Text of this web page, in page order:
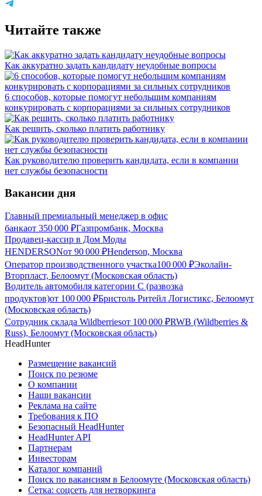
Читайте также
Как аккуратно задать кандидату неудобные вопросы
6 способов, которые помогут небольшим компаниям
конкурировать с корпорациями за сильных сотрудников
Как решить, сколько платить работнику
Как руководителю проверить кандидата, если в компании
нет службы безопасности
Вакансии дня
Главный премиальный менеджер в офис
банкаот 350 000 ₽Газпромбанк, Москва
Продавец-кассир в Дом Моды
HENDERSONот 90 000 ₽Henderson, Москва
Оператор производственного участка100 000 ₽Эколайн-
Вторпласт, Белоомут (Московская область)
Водитель автомобиля категории C (развозка
продуктов)от 100 000 ₽Бристоль Ритейл Логистикс, Белоомут
(Московская область)
Сотрудник склада Wildberriesот 100 000 ₽RWB (Wildberries &
Russ), Белоомут (Московская область)
HeadHunter
Размещение вакансий
Поиск по резюме
О компании
Наши вакансии
Реклама на сайте
Требования к ПО
Безопасный HeadHunter
HeadHunter API
Партнерам
Инвесторам
Каталог компаний
Поиск по вакансиям в Белоомуте (Московская область)
Сетка: соцсеть для нетворкинга